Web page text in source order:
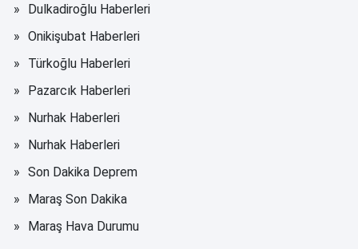
Dulkadiroğlu Haberleri
Onikişubat Haberleri
Türkoğlu Haberleri
Pazarcık Haberleri
Nurhak Haberleri
Nurhak Haberleri
Son Dakika Deprem
Maraş Son Dakika
Maraş Hava Durumu